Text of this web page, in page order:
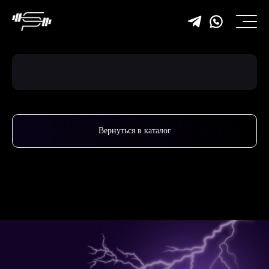
Вернуться в каталог